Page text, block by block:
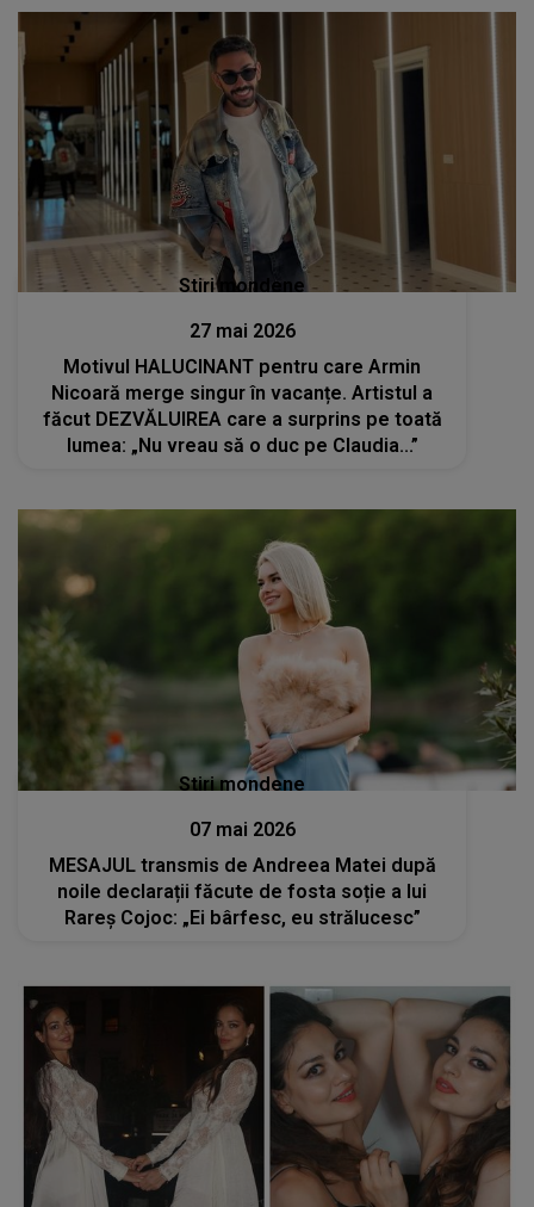
Stiri mondene
27 mai 2026
Motivul HALUCINANT pentru care Armin
Nicoară merge singur în vacanțe. Artistul a
făcut DEZVĂLUIREA care a surprins pe toată
lumea: „Nu vreau să o duc pe Claudia...”
Stiri mondene
07 mai 2026
MESAJUL transmis de Andreea Matei după
noile declarații făcute de fosta soție a lui
Rareș Cojoc: „Ei bârfesc, eu strălucesc”